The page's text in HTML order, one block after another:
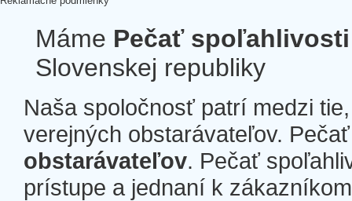
Máme Pečať spoľahlivosti
Slovenskej republiky
Naša spoločnosť patrí medzi
verejných obstarávateľov.
obstarávateľov. Pečať
prístupe a jednaní k